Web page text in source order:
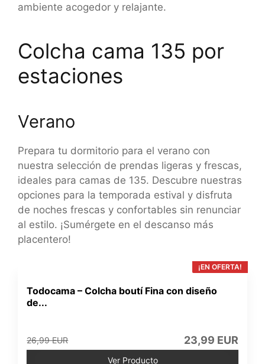
ambiente acogedor y relajante.
Colcha cama 135 por
estaciones
Verano
Prepara tu dormitorio para el verano con
nuestra selección de prendas ligeras y frescas,
ideales para camas de 135. Descubre nuestras
opciones para la temporada estival y disfruta
de noches frescas y confortables sin renunciar
al estilo. ¡Sumérgete en el descanso más
placentero!
¡EN OFERTA!
Todocama – Colcha boutí Fina con diseño
de...
26,99 EUR 23,99 EUR
Ver Producto